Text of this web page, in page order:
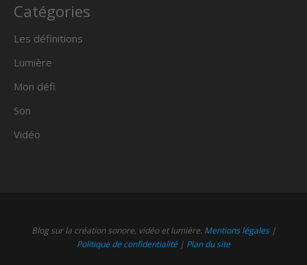
Catégories
Les définitions
Lumière
Mon défi
Son
Vidéo
Blog sur la création sonore, vidéo et lumière. Mentions légales|
Politique de confidentialité| Plan du site